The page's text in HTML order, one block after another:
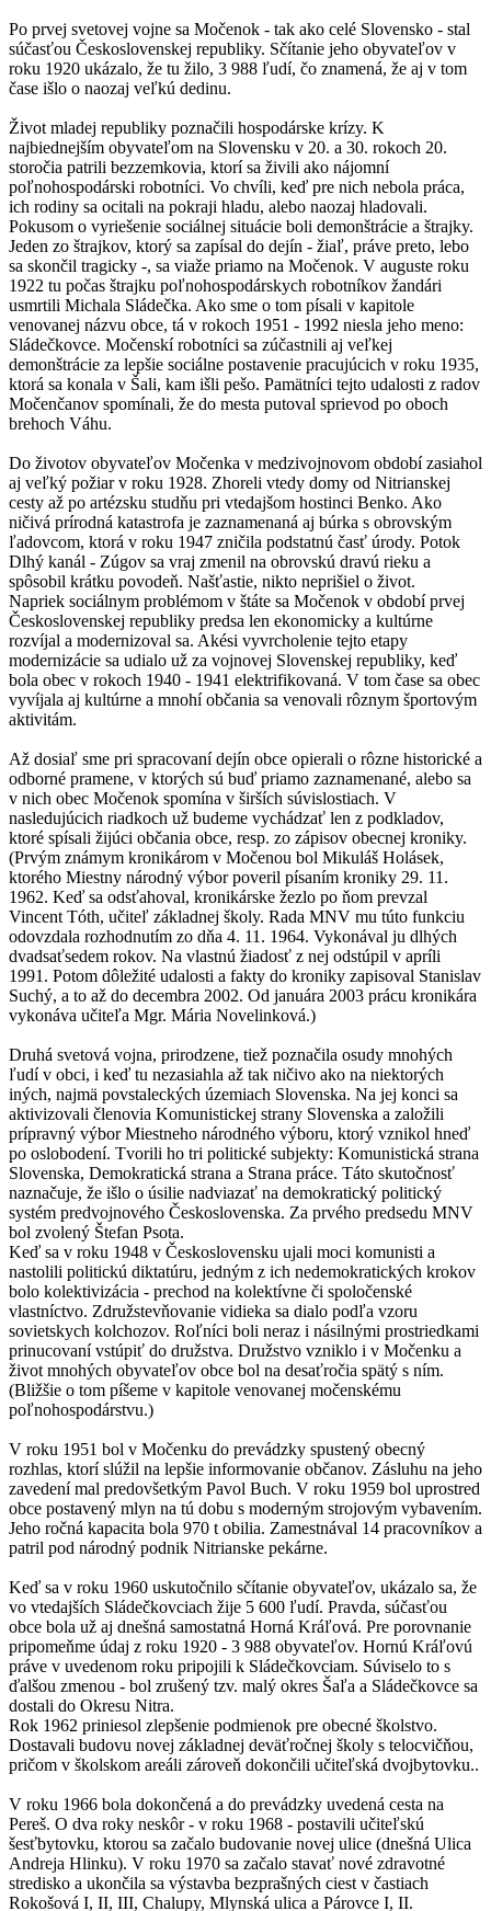
Po prvej svetovej vojne sa Močenok - tak ako celé Slovensko - stal
súčasťou Československej republiky. Sčítanie jeho obyvateľov v
roku 1920 ukázalo, že tu žilo, 3 988 ľudí, čo znamená, že aj v tom
čase išlo o naozaj veľkú dedinu.
Život mladej republiky poznačili hospodárske krízy. K
najbiednejším obyvateľom na Slovensku v 20. a 30. rokoch 20.
storočia patrili bezzemkovia, ktorí sa živili ako nájomní
poľnohospodárski robotníci. Vo chvíli, keď pre nich nebola práca,
ich rodiny sa ocitali na pokraji hladu, alebo naozaj hladovali.
Pokusom o vyriešenie sociálnej situácie boli demonštrácie a štrajky.
Jeden zo štrajkov, ktorý sa zapísal do dejín - žiaľ, práve preto, lebo
sa skončil tragicky -, sa viaže priamo na Močenok. V auguste roku
1922 tu počas štrajku poľnohospodárskych robotníkov žandári
usmrtili Michala Sládečka. Ako sme o tom písali v kapitole
venovanej názvu obce, tá v rokoch 1951 - 1992 niesla jeho meno:
Sládečkovce. Močenskí robotníci sa zúčastnili aj veľkej
demonštrácie za lepšie sociálne postavenie pracujúcich v roku 1935,
ktorá sa konala v Šali, kam išli pešo. Pamätníci tejto udalosti z radov
Močenčanov spomínali, že do mesta putoval sprievod po oboch
brehoch Váhu.
Do životov obyvateľov Močenka v medzivojnovom období zasiahol
aj veľký požiar v roku 1928. Zhoreli vtedy domy od Nitrianskej
cesty až po artézsku studňu pri vtedajšom hostinci Benko. Ako
ničivá prírodná katastrofa je zaznamenaná aj búrka s obrovským
ľadovcom, ktorá v roku 1947 zničila podstatnú časť úrody. Potok
Dlhý kanál - Zúgov sa vraj zmenil na obrovskú dravú rieku a
spôsobil krátku povodeň. Našťastie, nikto neprišiel o život.
Napriek sociálnym problémom v štáte sa Močenok v období prvej
Československej republiky predsa len ekonomicky a kultúrne
rozvíjal a modernizoval sa. Akési vyvrcholenie tejto etapy
modernizácie sa udialo už za vojnovej Slovenskej republiky, keď
bola obec v rokoch 1940 - 1941 elektrifikovaná. V tom čase sa obec
vyvíjala aj kultúrne a mnohí občania sa venovali rôznym športovým
aktivitám.
Až dosiaľ sme pri spracovaní dejín obce opierali o rôzne historické a
odborné pramene, v ktorých sú buď priamo zaznamenané, alebo sa
v nich obec Močenok spomína v širších súvislostiach. V
nasledujúcich riadkoch už budeme vychádzať len z podkladov,
ktoré spísali žijúci občania obce, resp. zo zápisov obecnej kroniky.
(Prvým známym kronikárom v Močenou bol Mikuláš Holásek,
ktorého Miestny národný výbor poveril písaním kroniky 29. 11.
1962. Keď sa odsťahoval, kronikárske žezlo po ňom prevzal
Vincent Tóth, učiteľ základnej školy. Rada MNV mu túto funkciu
odovzdala rozhodnutím zo dňa 4. 11. 1964. Vykonával ju dlhých
dvadsaťsedem rokov. Na vlastnú žiadosť z nej odstúpil v apríli
1991. Potom dôležité udalosti a fakty do kroniky zapisoval Stanislav
Suchý, a to až do decembra 2002. Od januára 2003 prácu kronikára
vykonáva učiteľa Mgr. Mária Novelinková.)
Druhá svetová vojna, prirodzene, tiež poznačila osudy mnohých
ľudí v obci, i keď tu nezasiahla až tak ničivo ako na niektorých
iných, najmä povstaleckých územiach Slovenska. Na jej konci sa
aktivizovali členovia Komunistickej strany Slovenska a založili
prípravný výbor Miestneho národného výboru, ktorý vznikol hneď
po oslobodení. Tvorili ho tri politické subjekty: Komunistická strana
Slovenska, Demokratická strana a Strana práce. Táto skutočnosť
naznačuje, že išlo o úsilie nadviazať na demokratický politický
systém predvojnového Československa. Za prvého predsedu MNV
bol zvolený Štefan Psota.
Keď sa v roku 1948 v Československu ujali moci komunisti a
nastolili politickú diktatúru, jedným z ich nedemokratických krokov
bolo kolektivizácia - prechod na kolektívne či spoločenské
vlastníctvo. Združstevňovanie vidieka sa dialo podľa vzoru
sovietskych kolchozov. Roľníci boli neraz i násilnými prostriedkami
prinucovaní vstúpiť do družstva. Družstvo vzniklo i v Močenku a
život mnohých obyvateľov obce bol na desaťročia spätý s ním.
(Bližšie o tom píšeme v kapitole venovanej močenskému
poľnohospodárstvu.)
V roku 1951 bol v Močenku do prevádzky spustený obecný
rozhlas, ktorí slúžil na lepšie informovanie občanov. Zásluhu na jeho
zavedení mal predovšetkým Pavol Buch. V roku 1959 bol uprostred
obce postavený mlyn na tú dobu s moderným strojovým vybavením.
Jeho ročná kapacita bola 970 t obilia. Zamestnával 14 pracovníkov a
patril pod národný podnik Nitrianske pekárne.
Keď sa v roku 1960 uskutočnilo sčítanie obyvateľov, ukázalo sa, že
vo vtedajších Sládečkovciach žije 5 600 ľudí. Pravda, súčasťou
obce bola už aj dnešná samostatná Horná Kráľová. Pre porovnanie
pripomeňme údaj z roku 1920 - 3 988 obyvateľov. Hornú Kráľovú
práve v uvedenom roku pripojili k Sládečkovciam. Súviselo to s
ďalšou zmenou - bol zrušený tzv. malý okres Šaľa a Sládečkovce sa
dostali do Okresu Nitra.
Rok 1962 priniesol zlepšenie podmienok pre obecné školstvo.
Dostavali budovu novej základnej deväťročnej školy s telocvičňou,
pričom v školskom areáli zároveň dokončili učiteľská dvojbytovku..
V roku 1966 bola dokončená a do prevádzky uvedená cesta na
Pereš. O dva roky neskôr - v roku 1968 - postavili učiteľskú
šesťbytovku, ktorou sa začalo budovanie novej ulice (dnešná Ulica
Andreja Hlinku). V roku 1970 sa začalo stavať nové zdravotné
stredisko a ukončila sa výstavba bezprašných ciest v častiach
Rokošová I, II, III, Chalupy, Mlynská ulica a Párovce I, II.